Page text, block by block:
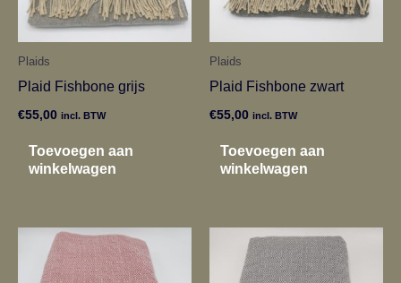
Plaids
Plaid Fishbone grijs
€55,00 incl. BTW
Toevoegen aan
winkelwagen
Plaids
Plaid Fishbone zwart
€55,00 incl. BTW
Toevoegen aan
winkelwagen